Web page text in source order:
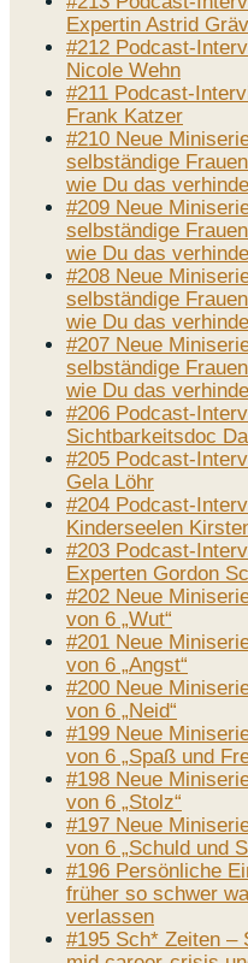
Expertin Astrid
#212 Podcast-
Nicole Wehn
#211 Podcast-
Frank Katzer
#210 Neue
selbständige
wie Du das
#209 Neue
selbständige
wie Du das
#208 Neue
selbständige
wie Du das
#207 Neue
selbständige
wie Du das
#206 Podcast-
Sichtbarkeitsdoc
#205 Podcast-
Gela Löhr
#204 Podcast-
Kinderseelen
#203 Podcast-
Experten Gordon
#202 Neue
von 6 „Wut“
#201 Neue
von 6 „Angst“
#200 Neue
von 6 „Neid“
#199 Neue
von 6 „Spaß und
#198 Neue
von 6 „Stolz“
#197 Neue
von 6 „Schuld und
#196 Persönliche
früher so schwer
verlassen
#195 Sch* Zeiten –